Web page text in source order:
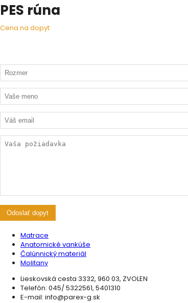
PES rúna
Cena na dopyt
Matrace
Anatomické vankúše
Čalúnnický materiál
Molitany
Lieskovská cesta 3332, 960 03, ZVOLEN
Telefón: 045/ 5322561, 5401310
E-mail: info@parex-g.sk